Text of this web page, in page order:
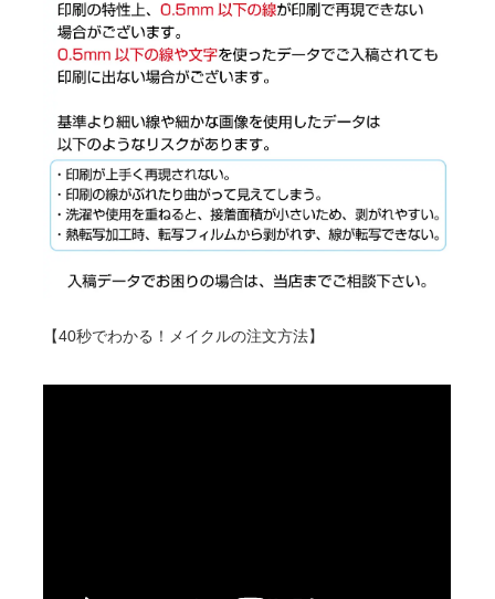
【40秒でわかる！メイクルの注文方法】